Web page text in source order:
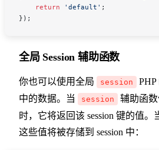
    return
'default' ;
});
全局 Session 辅助函数
你也可以使用全局 session
PHP
中的数据。当
session
辅助函
时，它将返回该 session 键的值
这些值将被存储到 session 中：